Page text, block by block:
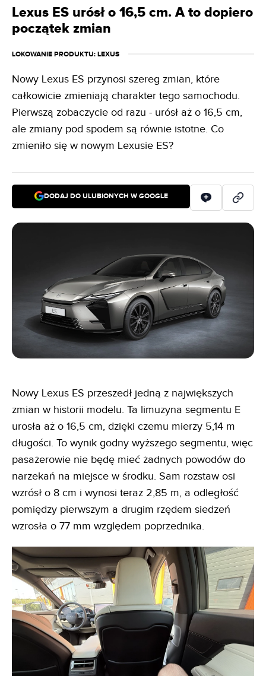
Lexus ES urósł o 16,5 cm. A to dopiero
początek zmian
LOKOWANIE PRODUKTU: LEXUS
Nowy Lexus ES przynosi szereg zmian, które
całkowicie zmieniają charakter tego samochodu.
Pierwszą zobaczycie od razu - urósł aż o 16,5 cm,
ale zmiany pod spodem są równie istotne. Co
zmieniło się w nowym Lexusie ES?
DODAJ DO ULUBIONYCH W GOOGLE
Nowy Lexus ES przeszedł jedną z największych
zmian w historii modelu. Ta limuzyna segmentu E
urosła aż o 16,5 cm, dzięki czemu mierzy 5,14 m
długości. To wynik godny wyższego segmentu, więc
pasażerowie nie będę mieć żadnych powodów do
narzekań na miejsce w środku. Sam rozstaw osi
wzrósł o 8 cm i wynosi teraz 2,85 m, a odległość
pomiędzy pierwszym a drugim rzędem siedzeń
wzrosła o 77 mm względem poprzednika.